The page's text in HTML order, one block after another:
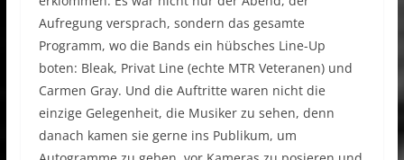
Aufregung versprach, sondern das gesamte
Programm, wo die Bands ein hübsches Line-Up
boten: Bleak, Privat Line (echte MTR Veteranen) und
Carmen Gray. Und die Auftritte waren nicht die
einzige Gelegenheit, die Musiker zu sehen, denn
danach kamen sie gerne ins Publikum, um